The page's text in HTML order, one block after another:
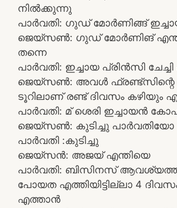
നിൽക്കുന്നു
പാർവതി: ഗുഡ് മോർണിങ്ങ്
ജെയ്സൺ: ഗുഡ് മോർണിങ്
തന്നെ
പാർവതി: ഇച്ചായ പ്രിൻസി
ജെയ്സൺ: അവൾ ഫ്രണ്ട്സിന്റെ
ടൂറിലാണ് രണ്ട് ദിവസം കഴിയും
പാർവതി: മ് ശെരി ഇച്ചായൻ
ജെയ്സൺ: കുടിച്ചു പാർവതിയോ
പാർവതി :കുടിച്ചു
ജെയ്സൻ: അജയ് എന്തിയെ
പാർവതി: ബിസിനസ്
പോയത എത്തിയിട്ടില്ലാ 4
എത്താൻ